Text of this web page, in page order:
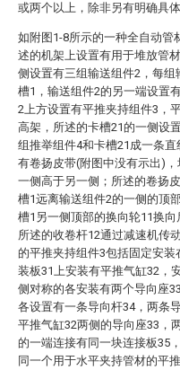
或两个以上，除非另有明确具体
如附图1-8所示的一种全自动管
述的机架上设置有用于堆放管
侧设置有三组输送组件2，每
槽1，输送组件2的另一端设置
2上方设置有平推夹持组件3，
高架，所述的卡槽21的一侧设
组推举组件4和卡槽21成一条
有卷扬皮带(附图中没有示出)
一侧高于另一侧；所述的卷扬
槽1远离输送组件2的一侧的顶
槽1另一侧顶部的换向轮11换向
所述的收卷杆12通过减速机传
的平推夹持组件3包括固定安
装板31上安装有平推气缸32，
侧对称的各安装有两个导向座
各设置有一条导向杆34，两条
平推气缸32两侧的导向座33，
的一端连接有同一块连接板35
同一个用于水平夹持管材的平